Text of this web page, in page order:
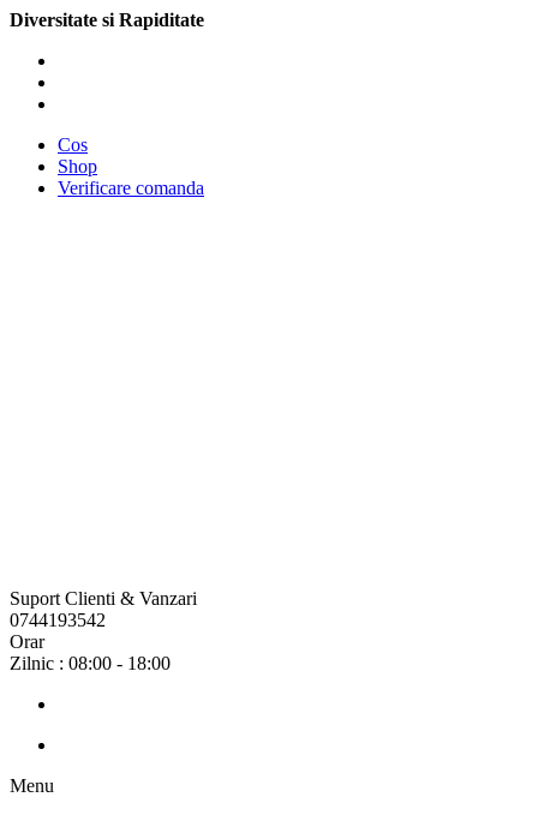
Diversitate si Rapiditate
Cos
Shop
Verificare comanda
Suport Clienti & Vanzari
0744193542
Orar
Zilnic : 08:00 - 18:00
Menu